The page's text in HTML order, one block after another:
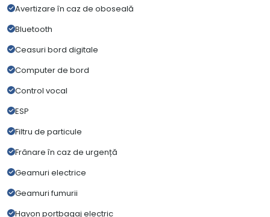
Avertizare în caz de oboseală
Bluetooth
Ceasuri bord digitale
Computer de bord
Control vocal
ESP
Filtru de particule
Frânare în caz de urgență
Geamuri electrice
Geamuri fumurii
Hayon portbagaj electric